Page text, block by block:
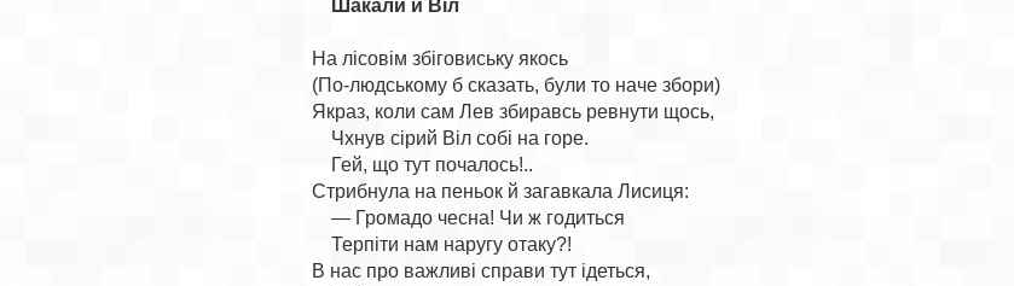
Шакали й Віл
На лісовім збіговиську якось
(По-людському б сказать, були то наче збори)
Якраз, коли сам Лев збиравсь ревнути щось,
    Чхнув сірий Віл собі на горе.
    Гей, що тут почалось!..
Стрибнула на пеньок й загавкала Лисиця:
    — Громадо чесна! Чи ж годиться
    Терпіти нам наругу отаку?!
В нас про важливі справи тут ідеться,